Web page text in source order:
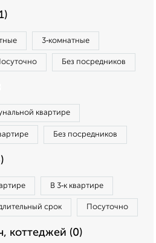
3‑комнатные
Без посредников
квартире
Без посредников
В 3‑к квартире
срок Посуточно
коттеджей (0)